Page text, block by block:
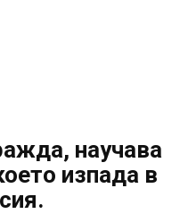
научава
изпада в